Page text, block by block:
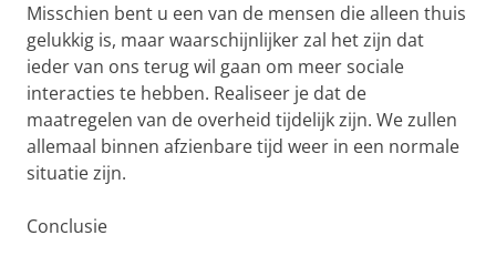
Misschien bent u een van de mensen die alleen thuis
gelukkig is, maar waarschijnlijker zal het zijn dat
ieder van ons terug wil gaan om meer sociale
interacties te hebben. Realiseer je dat de
maatregelen van de overheid tijdelijk zijn. We zullen
allemaal binnen afzienbare tijd weer in een normale
situatie zijn.
Conclusie